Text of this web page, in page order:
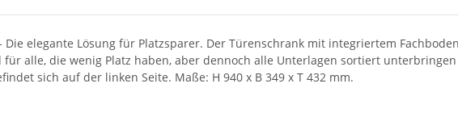
elegante Lösung für Platzsparer. Der Türenschrank mit integriertem
für alle, die wenig Platz haben, aber dennoch alle Unterlagen sortiert
sich auf der linken Seite. Maße: H 940 x B 349 x T 432 mm.